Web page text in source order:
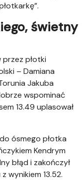
świetny
przez płotki
– Damiana
Jakuba
wspominać
13.49 uplasował
ósmego płotka
Kendrym
błąd i zakończył
wynikiem 13.52.